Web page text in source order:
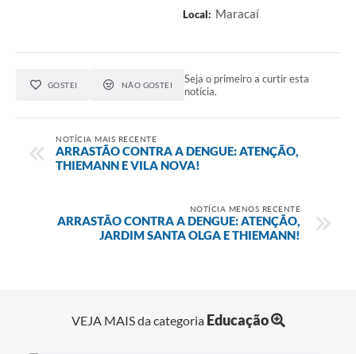
Local: Maracaí
GOSTEI NÃO GOSTEI
Seja o primeiro a curtir esta
notícia.
NOTÍCIA MAIS RECENTE
ARRASTÃO CONTRA A DENGUE: ATENÇÃO,
THIEMANN E VILA NOVA!
NOTÍCIA MENOS RECENTE
ARRASTÃO CONTRA A DENGUE: ATENÇÃO,
JARDIM SANTA OLGA E THIEMANN!
VEJA MAIS da categoria Educação